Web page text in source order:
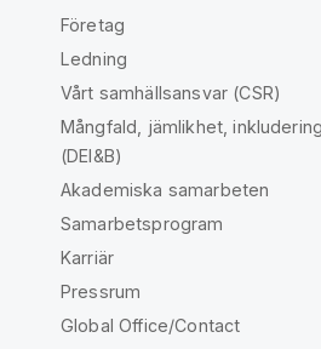
Företag
Ledning
Vårt samhällsansvar (CSR)
Mångfald, jämlikhet,
(DEI&B)
Akademiska samarbeten
Samarbetsprogram
Karriär
Pressrum
Global Office/Contact